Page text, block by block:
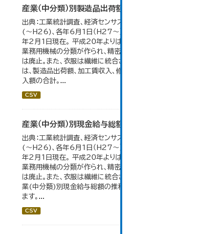
産業（中分類）別製造品出荷額等の推移
出典：工業統計調査、経済センサス。 各年12月31日現在
(～H26)、各年6月1日（H27～）・平成23年のみ平成24
年2月1日現在。 平成20年よりはん用機械、生産用機械、
業務用機械の分類が作られ、精密機械、一般用機械の分類
は廃止。また、衣服は繊維に統合された。 製造品出荷額等
は、製造品出荷額、加工賃収入、修理料収入額、その他の収
入額の合計。...
CSV
産業（中分類）別現金給与総額の推移
出典：工業統計調査、経済センサス。 各年12月31日現在
(～H26)、各年6月1日（H27～）・平成23年のみ平成24
年2月1日現在。 平成20年よりはん用機械、生産用機械、
業務用機械の分類が作られ、精密機械、一般用機械の分類
は廃止。また、衣服は繊維に統合された。 大仙市の統計「産
業(中分類)別現金給与総額の推移」のデータを参照してい
ます。...
CSV